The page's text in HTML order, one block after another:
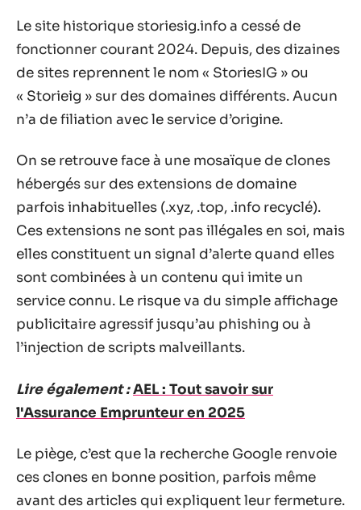
Le site historique storiesig.info a cessé de
fonctionner courant 2024. Depuis, des dizaines
de sites reprennent le nom « StoriesIG » ou
« Storieig » sur des domaines différents. Aucun
n’a de filiation avec le service d’origine.
On se retrouve face à une mosaïque de clones
hébergés sur des extensions de domaine
parfois inhabituelles (.xyz, .top, .info recyclé).
Ces extensions ne sont pas illégales en soi, mais
elles constituent un signal d’alerte quand elles
sont combinées à un contenu qui imite un
service connu. Le risque va du simple affichage
publicitaire agressif jusqu’au phishing ou à
l’injection de scripts malveillants.
Lire également :AEL : Tout savoir sur
l'Assurance Emprunteur en 2025
Le piège, c’est que la recherche Google renvoie
ces clones en bonne position, parfois même
avant des articles qui expliquent leur fermeture.